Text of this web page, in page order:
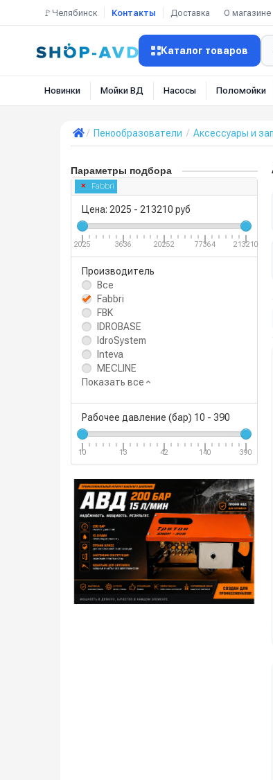
🚩Челябинск Контакты Доставка О магазине
Каталог товаров
Новинки Мойки ВД Насосы Поломойки
Пенообразователи Аксессуары и
Параметры подбора
Fabbri
Цена: 2025 - 213210 руб
2025 3636 20252 77364 213210
Производитель
Все
Fabbri
FBK
IDROBASE
IdroSystem
Inteva
MECLINE
Показать все
Рабочее давление (бар) 10 - 390
10 13 42 140 390